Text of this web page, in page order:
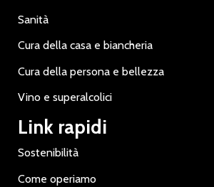
Sanità
Cura della casa e biancheria
Cura della persona e bellezza
Vino e superalcolici
Link rapidi
Sostenibilità
Come operiamo